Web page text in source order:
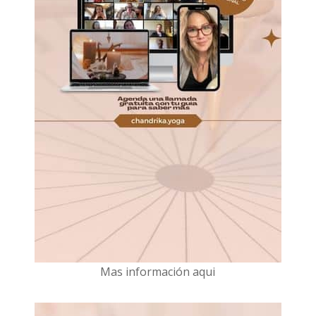
Mas información aqui